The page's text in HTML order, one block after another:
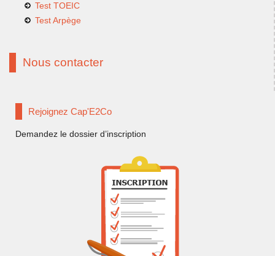
Test TOEIC
Test Arpège
Nous contacter
Rejoignez Cap'E2Co
Demandez le dossier d’inscription